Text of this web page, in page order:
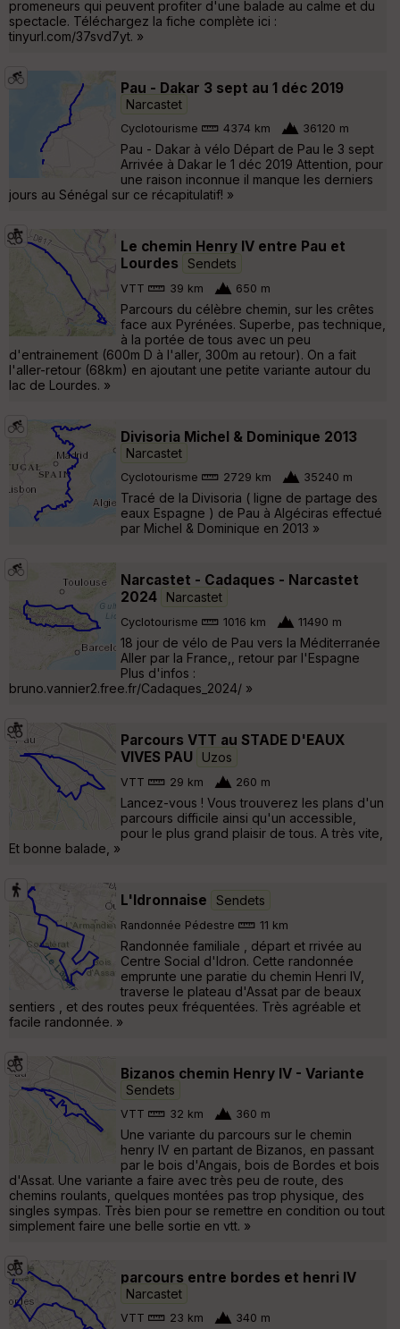
promeneurs qui peuvent profiter d'une balade au calme et du
spectacle. Téléchargez la fiche complète ici :
tinyurl.com/37svd7yt. »
Pau - Dakar 3 sept au 1 déc 2019
Narcastet
Cyclotourisme 4374 km 36120 m
Pau - Dakar à vélo Départ de Pau le 3 sept
Arrivée à Dakar le 1 déc 2019 Attention, pour
une raison inconnue il manque les derniers
jours au Sénégal sur ce récapitulatif! »
Le chemin Henry IV entre Pau et
Lourdes
Sendets
VTT 39 km 650 m
Parcours du célèbre chemin, sur les crêtes
face aux Pyrénées. Superbe, pas technique,
à la portée de tous avec un peu
d'entrainement (600m D à l'aller, 300m au retour). On a fait
l'aller-retour (68km) en ajoutant une petite variante autour du
lac de Lourdes. »
Divisoria Michel & Dominique 2013
Narcastet
Cyclotourisme 2729 km 35240 m
Tracé de la Divisoria ( ligne de partage des
eaux Espagne ) de Pau à Algéciras effectué
par Michel & Dominique en 2013 »
Narcastet - Cadaques - Narcastet
2024
Narcastet
Cyclotourisme 1016 km 11490 m
18 jour de vélo de Pau vers la Méditerranée
Aller par la France,, retour par l'Espagne
Plus d'infos :
bruno.vannier2.free.fr/Cadaques_2024/ »
Parcours VTT au STADE D'EAUX
VIVES PAU
Uzos
VTT 29 km 260 m
Lancez-vous ! Vous trouverez les plans d'un
parcours difficile ainsi qu'un accessible,
pour le plus grand plaisir de tous. A très vite,
Et bonne balade, »
L'Idronnaise Sendets
Randonnée Pédestre 11 km
Randonnée familiale , départ et rrivée au
Centre Social d'Idron. Cette randonnée
emprunte une paratie du chemin Henri IV,
traverse le plateau d'Assat par de beaux
sentiers , et des routes peux fréquentées. Très agréable et
facile randonnée. »
Bizanos chemin Henry IV - Variante
Sendets
VTT 32 km 360 m
Une variante du parcours sur le chemin
henry IV en partant de Bizanos, en passant
par le bois d'Angais, bois de Bordes et bois
d'Assat. Une variante a faire avec très peu de route, des
chemins roulants, quelques montées pas trop physique, des
singles sympas. Très bien pour se remettre en condition ou tout
simplement faire une belle sortie en vtt. »
parcours entre bordes et henri IV
Narcastet
VTT 23 km 340 m